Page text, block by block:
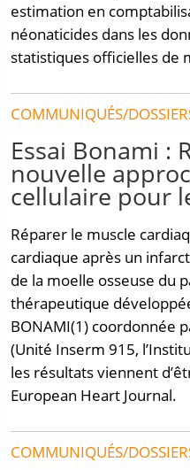
estimation en
néonaticides dans les
statistiques officielles de
COMMUNIQUÉS/
Essai Bonami :
nouvelle
cellulaire pour
Réparer le muscle
cardiaque après un
de la moelle osseuse du
thérapeutique
BONAMI(1) coordonnée
(Unité Inserm 915,
les résultats viennent
European Heart Journal.
COMMUNIQUÉS/